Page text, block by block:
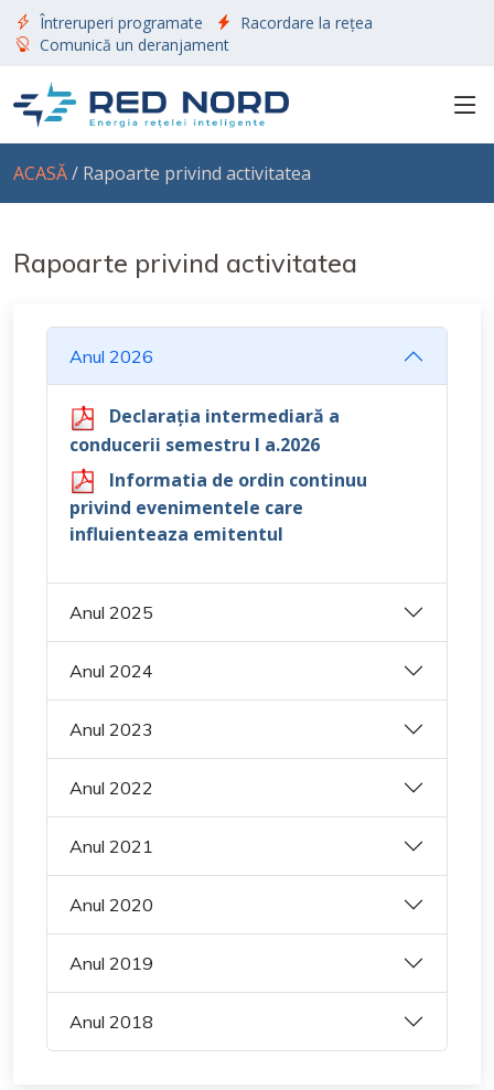
Întreruperi programate
Racordare la rețea
Comunică un deranjament
ACASĂ/ Rapoarte privind activitatea
Rapoarte privind activitatea
Anul 2026
Declarația intermediară a
conducerii semestru I a.2026
Informatia de ordin continuu
privind evenimentele care
influienteaza emitentul
Anul 2025
Anul 2024
Anul 2023
Anul 2022
Anul 2021
Anul 2020
Anul 2019
Anul 2018